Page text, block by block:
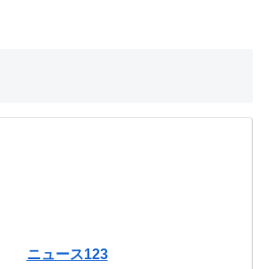
ニュース123